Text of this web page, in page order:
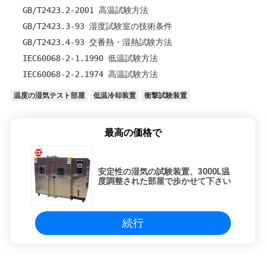
GB/T2423.2-2001 高温試験方法
GB/T2423.3-93 湿度試験室の技術条件
GB/T2423.4-93 交番熱・湿熱試験方法
IEC60068-2-1.1990 低温試験方法
IEC60068-2-2.1974 高温試験方法
温度の湿気テスト部屋 低温冷却装置 衝撃試験装置
最高の価格で
安定性の湿気の試験装置、3000L温
度調整された部屋で歩かせて下さい
続行